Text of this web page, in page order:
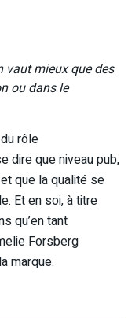
vaut mieux que des
ou dans le
rôle
dire que niveau pub,
que la qualité se
Et en soi, à titre
qu’en tant
Forsberg
marque.